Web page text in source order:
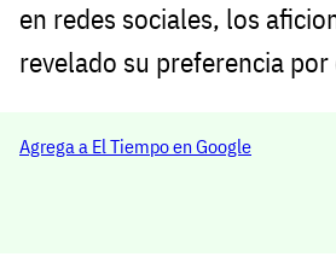
en redes sociales, los
revelado su preferencia
Agrega a El Tiempo en Google